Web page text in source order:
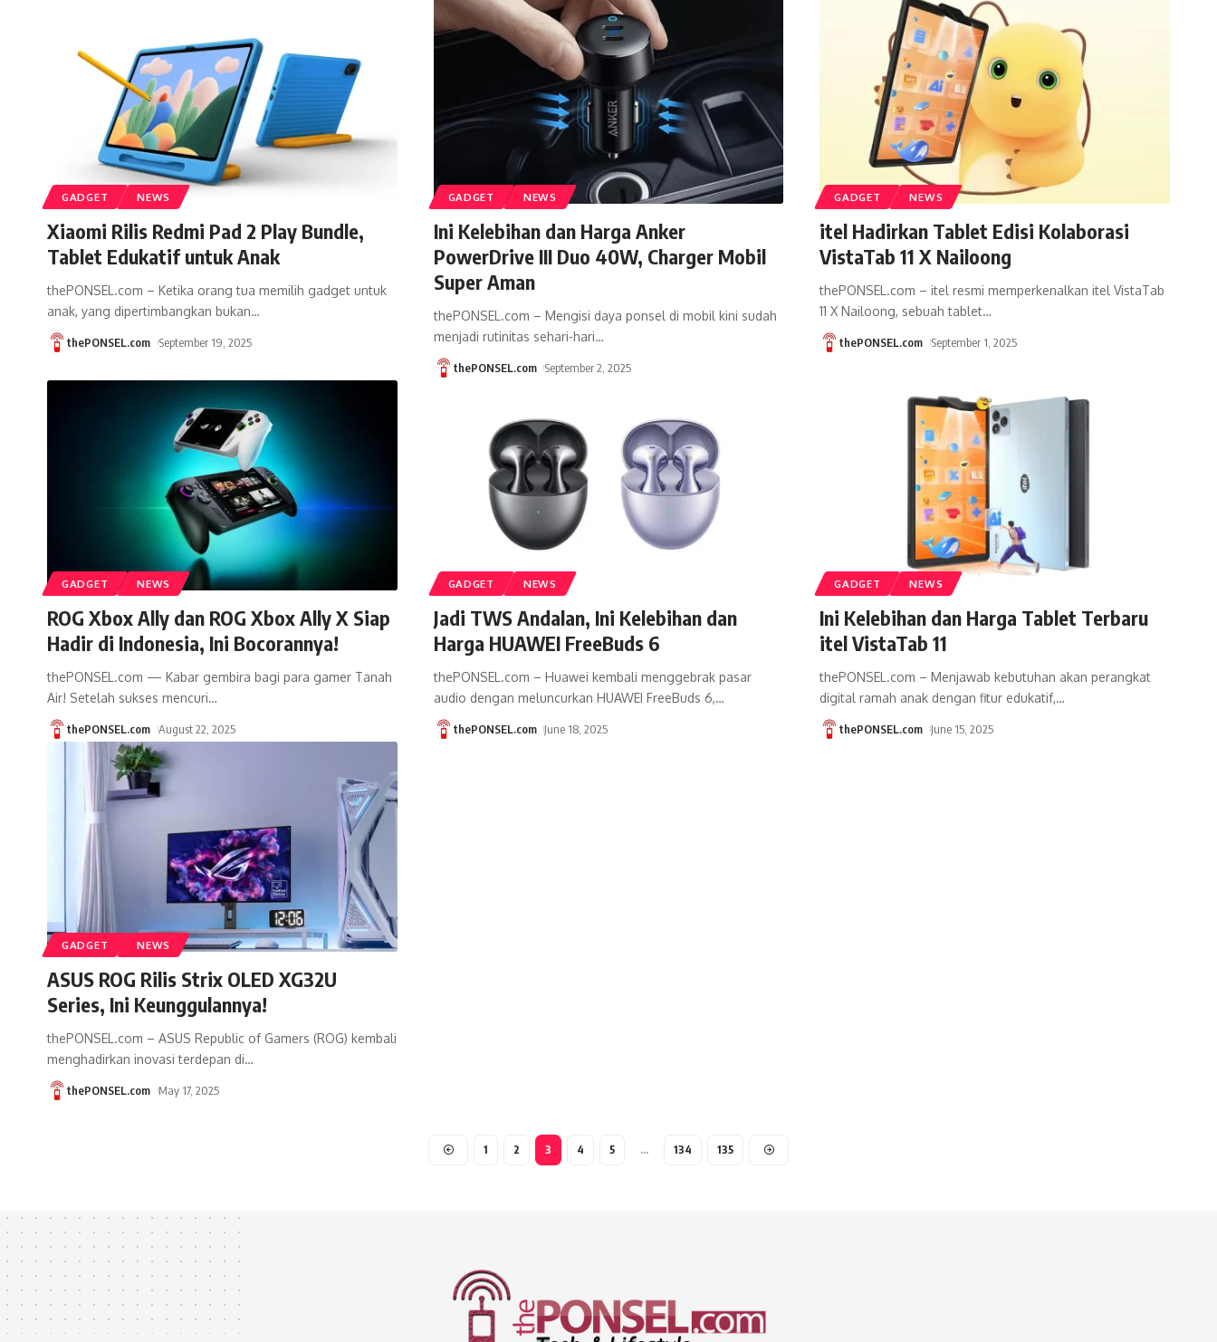
GADGET NEWS
Xiaomi Rilis Redmi Pad 2 Play Bundle,
Tablet Edukatif untuk Anak
thePONSEL.com – Ketika orang tua memilih gadget untuk
anak, yang dipertimbangkan bukan…
thePONSEL.com September 19, 2025
GADGET NEWS
Ini Kelebihan dan Harga Anker
PowerDrive III Duo 40W, Charger Mobil
Super Aman
thePONSEL.com – Mengisi daya ponsel di mobil kini sudah
menjadi rutinitas sehari-hari…
thePONSEL.com September 2, 2025
GADGET NEWS
itel Hadirkan Tablet Edisi Kolaborasi
VistaTab 11 X Nailoong
thePONSEL.com – itel resmi memperkenalkan itel VistaTab
11 X Nailoong, sebuah tablet…
thePONSEL.com September 1, 2025
GADGET NEWS
ROG Xbox Ally dan ROG Xbox Ally X Siap
Hadir di Indonesia, Ini Bocorannya!
thePONSEL.com — Kabar gembira bagi para gamer Tanah
Air! Setelah sukses mencuri…
thePONSEL.com August 22, 2025
GADGET NEWS
Jadi TWS Andalan, Ini Kelebihan dan
Harga HUAWEI FreeBuds 6
thePONSEL.com – Huawei kembali menggebrak pasar
audio dengan meluncurkan HUAWEI FreeBuds 6,…
thePONSEL.com June 18, 2025
GADGET NEWS
Ini Kelebihan dan Harga Tablet Terbaru
itel VistaTab 11
thePONSEL.com – Menjawab kebutuhan akan perangkat
digital ramah anak dengan fitur edukatif,…
thePONSEL.com June 15, 2025
GADGET NEWS
ASUS ROG Rilis Strix OLED XG32U
Series, Ini Keunggulannya!
thePONSEL.com – ASUS Republic of Gamers (ROG) kembali
menghadirkan inovasi terdepan di…
thePONSEL.com May 17, 2025
1 2 3 4 5 … 134 135